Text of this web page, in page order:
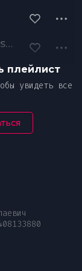
Вечеринка у Децла (Ricky Stark Short)
плейлист
увидеть все